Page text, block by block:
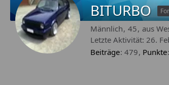
BITURBO
Männlich 45 aus
Letzte Aktivität: 26.
Beiträge 479 Punkte